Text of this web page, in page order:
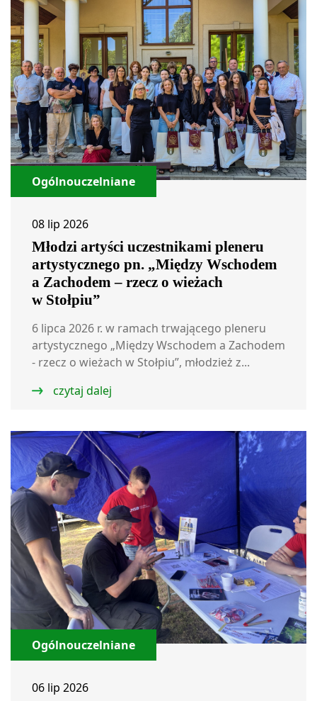
Ogólnouczelniane
08 lip 2026
Młodzi artyści uczestnikami pleneru
artystycznego pn. „Między Wschodem
a Zachodem – rzecz o wieżach
w Stołpiu”
6 lipca 2026 r. w ramach trwającego pleneru
artystycznego „Między Wschodem a Zachodem
- rzecz o wieżach w Stołpiu”, młodzież z...
czytaj dalej
Ogólnouczelniane
06 lip 2026